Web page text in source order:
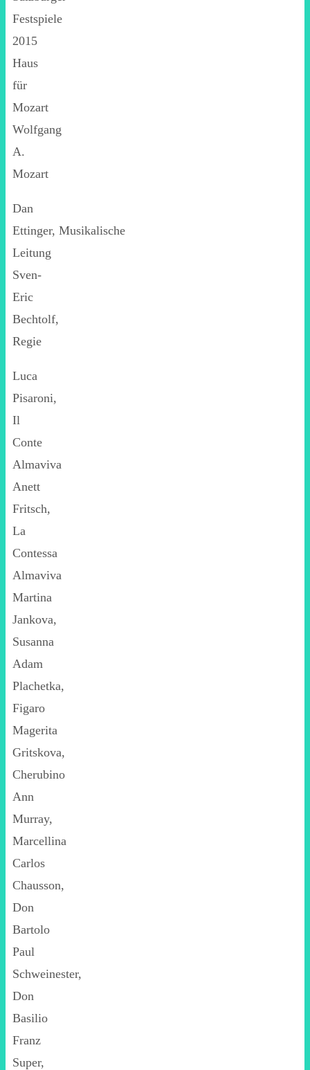
Festspiele
2015
Haus
für
Mozart
Wolfgang
A.
Mozart
Dan
Ettinger, Musikalische
Leitung
Sven-
Eric
Bechtolf,
Regie
Luca
Pisaroni,
Il
Conte
Almaviva
Anett
Fritsch,
La
Contessa
Almaviva
Martina
Jankova,
Susanna
Adam
Plachetka,
Figaro
Magerita
Gritskova,
Cherubino
Ann
Murray,
Marcellina
Carlos
Chausson,
Don
Bartolo
Paul
Schweinester,
Don
Basilio
Franz
Super,